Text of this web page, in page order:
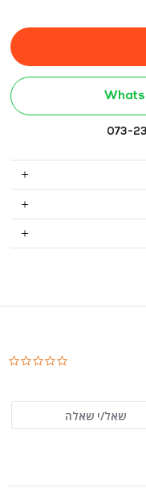
שאל/י שאלה